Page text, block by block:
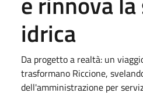
idrica
Da progetto a realtà: un
trasformano Riccione,
dell'amministrazione per